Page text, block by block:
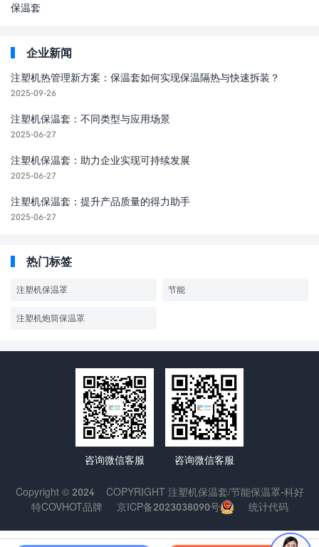
保温套
企业新闻
注塑机热管理新方案：保温套如何实现保温隔热与快速拆装？
2025-09-26
注塑机保温套：不同类型与应用场景
2025-06-27
注塑机保温套：助力企业实现可持续发展​
2025-06-27
注塑机保温套：提升产品质量的得力助手
2025-06-27
热门标签
注塑机保温罩 节能
注塑机炮筒保温罩
咨询微信客服 咨询微信客服
Copyright © 2024 COPYRIGHT 注塑机保温套/节能保温罩-科好
特COVHOT品牌
京ICP备2023038090号 统计代码